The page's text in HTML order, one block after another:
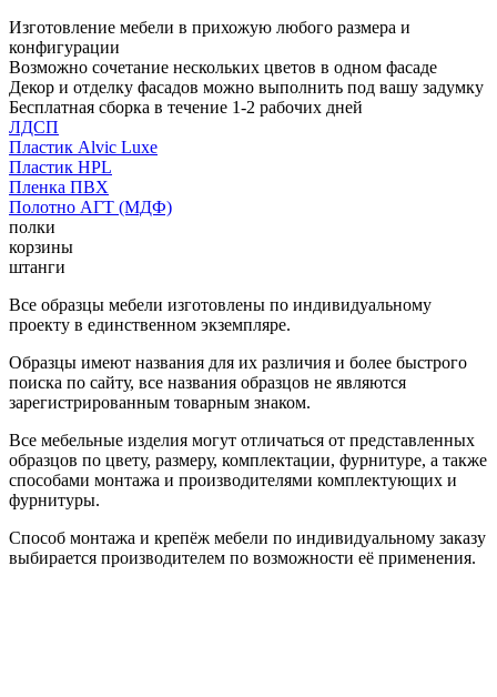
Изготовление мебели в прихожую любого размера и
конфигурации
Возможно сочетание нескольких цветов в одном фасаде
Декор и отделку фасадов можно выполнить под вашу задумку
Бесплатная сборка в течение 1-2 рабочих дней
ЛДСП
Пластик Alvic Luxe
Пластик HPL
Пленка ПВХ
Полотно АГТ (МДФ)
полки
корзины
штанги
Все образцы мебели изготовлены по индивидуальному
проекту в единственном экземпляре.
Образцы имеют названия для их различия и более быстрого
поиска по сайту, все названия образцов не являются
зарегистрированным товарным знаком.
Все мебельные изделия могут отличаться от представленных
образцов по цвету, размеру, комплектации, фурнитуре, а также
способами монтажа и производителями комплектующих и
фурнитуры.
Способ монтажа и крепёж мебели по индивидуальному заказу
выбирается производителем по возможности её применения.